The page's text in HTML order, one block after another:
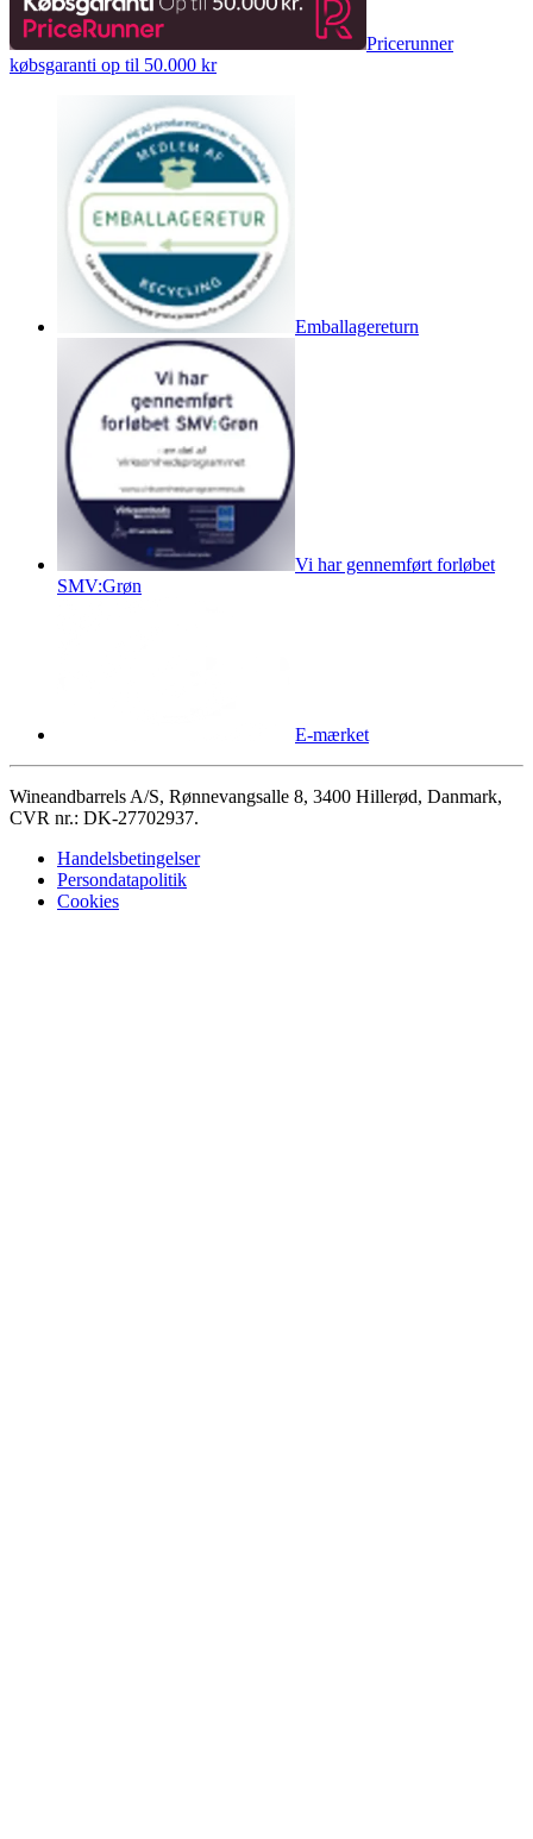
Pricerunner
købsgaranti op til 50.000 kr
Emballagereturn
Vi har gennemført forløbet
SMV:Grøn
E-mærket
Wineandbarrels A/S, Rønnevangsalle 8, 3400 Hillerød, Danmark,
CVR nr.: DK-27702937.
Handelsbetingelser
Persondatapolitik
Cookies